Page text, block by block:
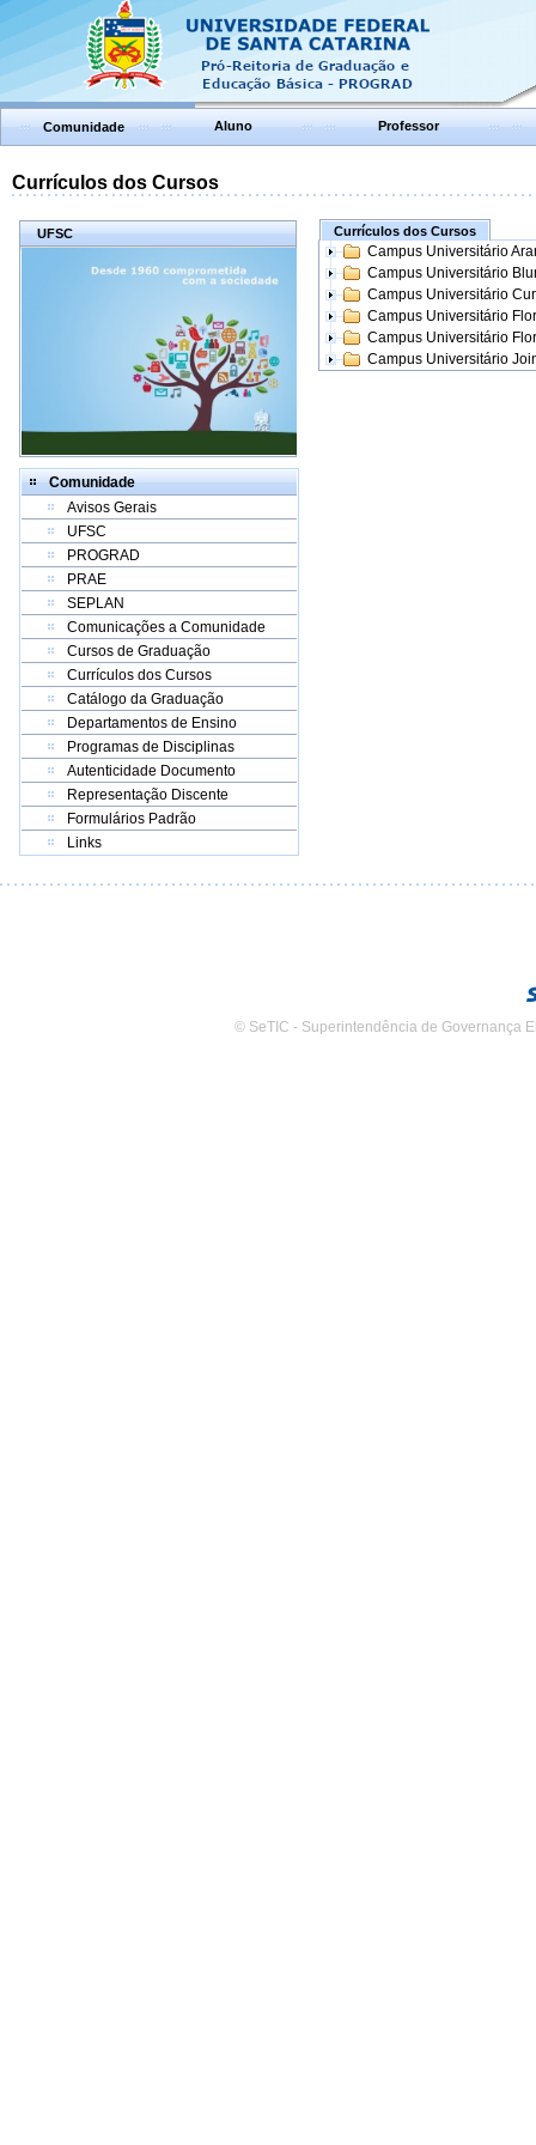
Comunidade Aluno Professor
Currículos dos Cursos
UFSC
Comunidade
Avisos Gerais
UFSC
PROGRAD
PRAE
SEPLAN
Comunicações a Comunidade
Cursos de Graduação
Currículos dos Cursos
Catálogo da Graduação
Departamentos de Ensino
Programas de Disciplinas
Autenticidade Documento
Representação Discente
Formulários Padrão
Links
Currículos dos Cursos
Campus Universitário
Campus Universitário
Campus Universitário
Campus Universitário
Campus Universitário
Campus Universitário
© SeTIC - Superintendência de Governança